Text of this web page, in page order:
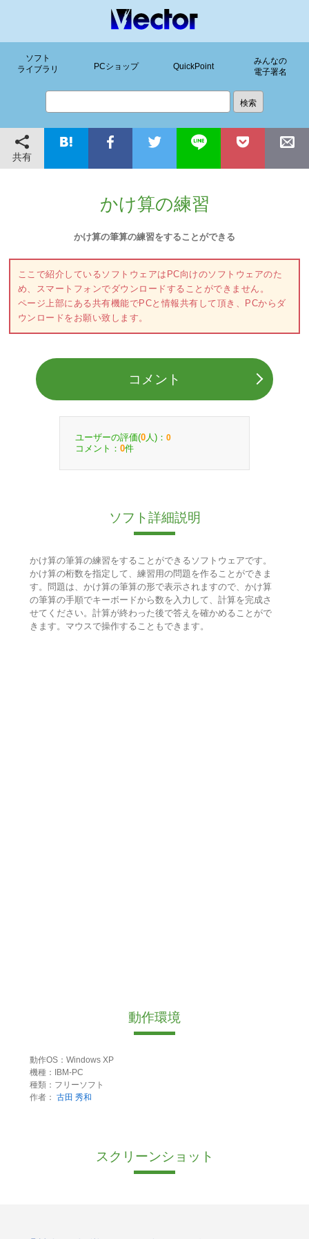
ソフト
ライブラリ
PCショップ QuickPoint
みんなの
電子署名
共有
かけ算の練習
かけ算の筆算の練習をすることができる
ここで紹介しているソフトウェアはPC向けのソフトウェアのた
め、スマートフォンでダウンロードすることができません。
ページ上部にある共有機能でPCと情報共有して頂き、PCからダ
ウンロードをお願い致します。
コメント
ユーザーの評価(0 人)： 0
コメント： 0件
ソフト詳細説明
かけ算の筆算の練習をすることができるソフトウェアです。
かけ算の桁数を指定して、練習用の問題を作ることができま
す。問題は、かけ算の筆算の形で表示されますので、かけ算
の筆算の手順でキーボードから数を入力して、計算を完成さ
せてください。計算が終わった後で答えを確かめることがで
きます。マウスで操作することもできます。
動作環境
動作OS：Windows XP
機種：IBM-PC
種類：フリーソフト
作者： 古田 秀和
スクリーンショット